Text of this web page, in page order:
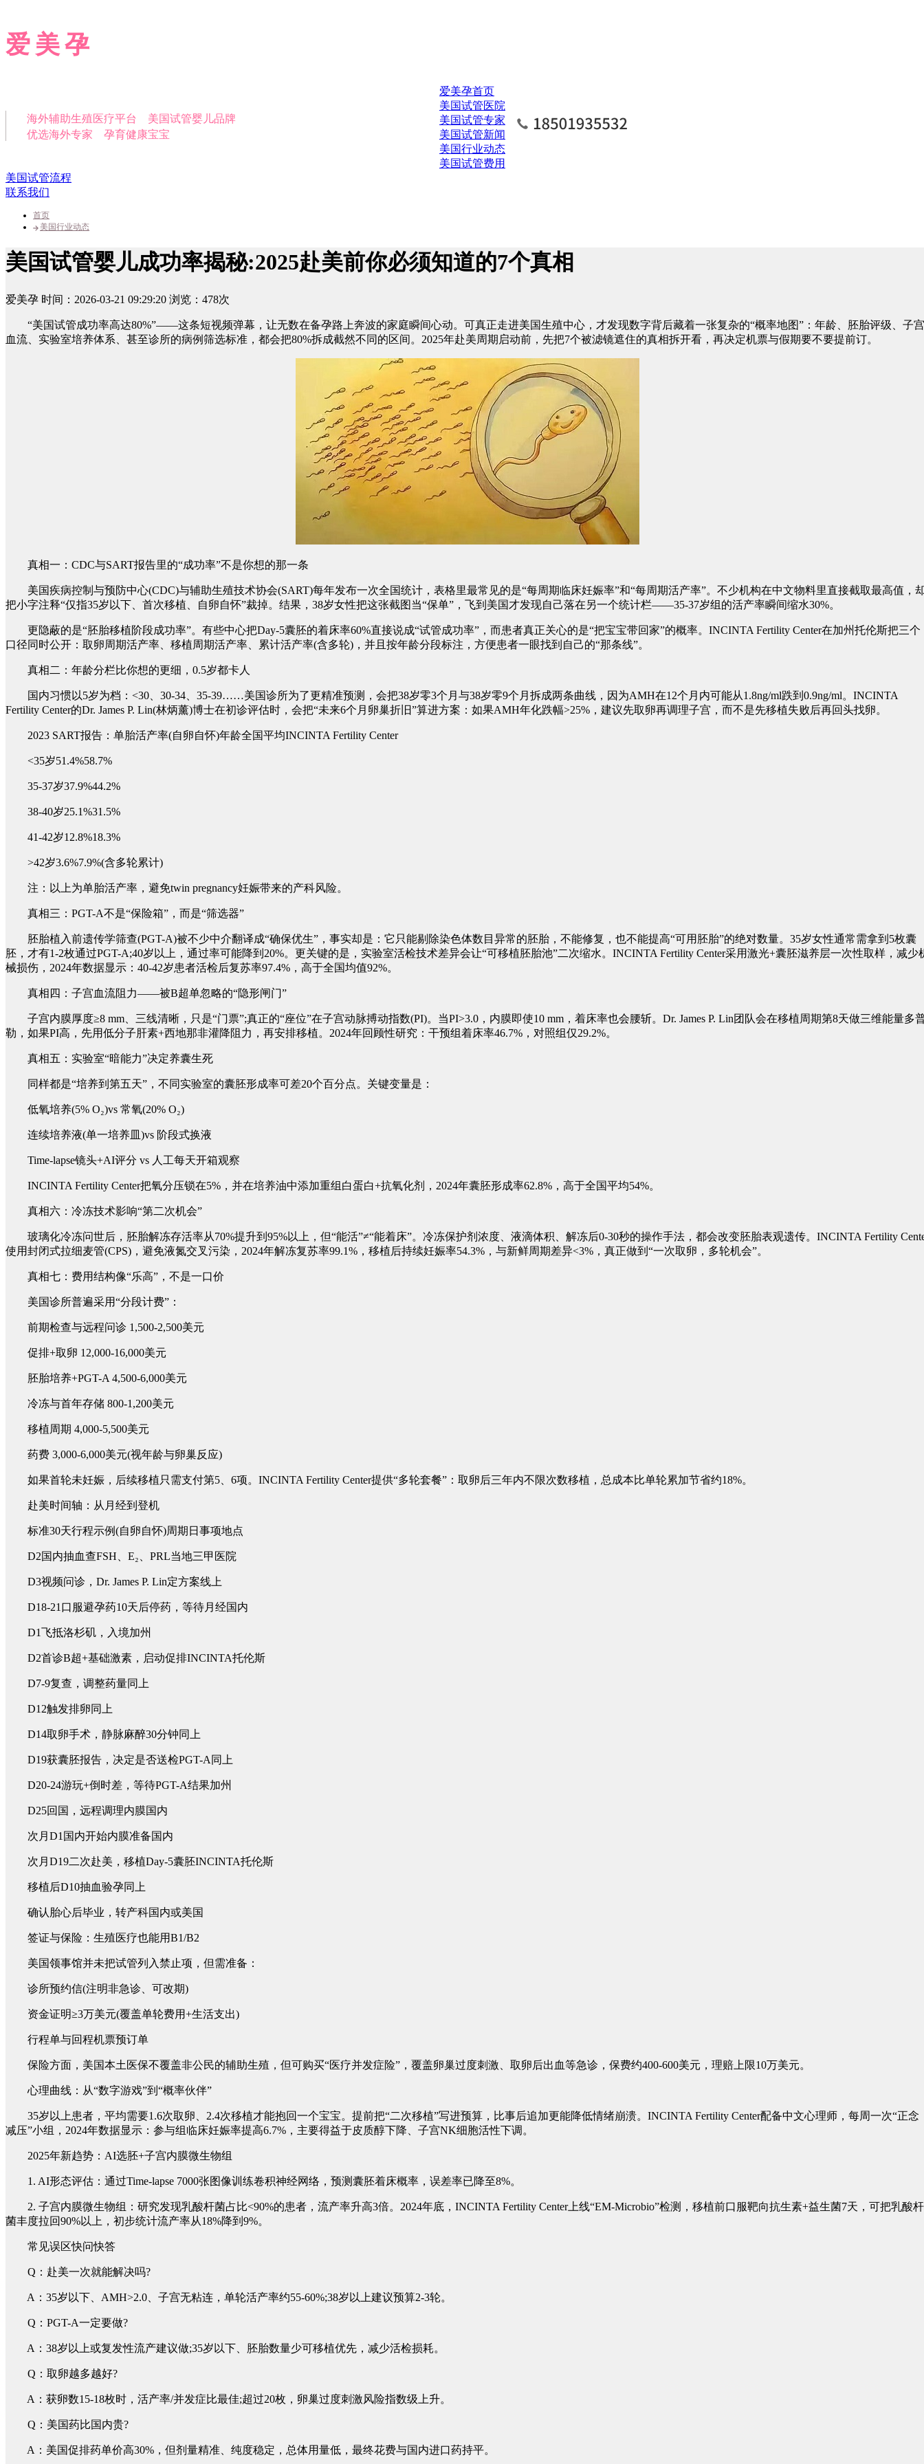
爱美孕
海外辅助生殖医疗平台 美国试管婴儿品牌
优选海外专家 孕育健康宝宝
爱美孕首页
美国试管医院
美国试管专家
美国试管新闻
美国行业动态
美国试管费用
美国试管流程
联系我们
首页
美国行业动态
美国试管婴儿成功率揭秘:2025赴美前你必须知道的7个真相
爱美孕 时间：2026-03-21 09:29:20 浏览：478次
“美国试管成功率高达80%”——这条短视频弹幕，让无数在备孕路上奔波的家庭瞬间心动。可真正走进美国生殖中心，才发现数字背后藏着一张复杂的“概率地图”：年龄、胚胎评级、子宫
血流、实验室培养体系、甚至诊所的病例筛选标准，都会把80%拆成截然不同的区间。2025年赴美周期启动前，先把7个被滤镜遮住的真相拆开看，再决定机票与假期要不要提前订。
真相一：CDC与SART报告里的“成功率”不是你想的那一条
美国疾病控制与预防中心(CDC)与辅助生殖技术协会(SART)每年发布一次全国统计，表格里最常见的是“每周期临床妊娠率”和“每周期活产率”。不少机构在中文物料里直接截取最高值，
把小字注释“仅指35岁以下、首次移植、自卵自怀”裁掉。结果，38岁女性把这张截图当“保单”，飞到美国才发现自己落在另一个统计栏——35-37岁组的活产率瞬间缩水30%。
更隐蔽的是“胚胎移植阶段成功率”。有些中心把Day-5囊胚的着床率60%直接说成“试管成功率”，而患者真正关心的是“把宝宝带回家”的概率。INCINTA Fertility Center在加州托伦斯把三个
口径同时公开：取卵周期活产率、移植周期活产率、累计活产率(含多轮)，并且按年龄分段标注，方便患者一眼找到自己的“那条线”。
真相二：年龄分栏比你想的更细，0.5岁都卡人
国内习惯以5岁为档：<30、30-34、35-39……美国诊所为了更精准预测，会把38岁零3个月与38岁零9个月拆成两条曲线，因为AMH在12个月内可能从1.8ng/ml跌到0.9ng/ml。INCINTA
Fertility Center的Dr. James P. Lin(林炳薰)博士在初诊评估时，会把“未来6个月卵巢折旧”算进方案：如果AMH年化跌幅>25%，建议先取卵再调理子宫，而不是先移植失败后再回头找卵。
2023 SART报告：单胎活产率(自卵自怀)年龄全国平均INCINTA Fertility Center
<35岁51.4%58.7%
35-37岁37.9%44.2%
38-40岁25.1%31.5%
41-42岁12.8%18.3%
>42岁3.6%7.9%(含多轮累计)
注：以上为单胎活产率，避免twin pregnancy妊娠带来的产科风险。
真相三：PGT-A不是“保险箱”，而是“筛选器”
胚胎植入前遗传学筛查(PGT-A)被不少中介翻译成“确保优生”，事实却是：它只能剔除染色体数目异常的胚胎，不能修复，也不能提高“可用胚胎”的绝对数量。35岁女性通常需拿到5枚囊
胚，才有1-2枚通过PGT-A;40岁以上，通过率可能降到20%。更关键的是，实验室活检技术差异会让“可移植胚胎池”二次缩水。INCINTA Fertility Center采用激光+囊胚滋养层一次性取样，减少
械损伤，2024年数据显示：40-42岁患者活检后复苏率97.4%，高于全国均值92%。
真相四：子宫血流阻力——被B超单忽略的“隐形闸门”
子宫内膜厚度≥8 mm、三线清晰，只是“门票”;真正的“座位”在子宫动脉搏动指数(PI)。当PI>3.0，内膜即使10 mm，着床率也会腰斩。Dr. James P. Lin团队会在移植周期第8天做三维能量多
勒，如果PI高，先用低分子肝素+西地那非灌降阻力，再安排移植。2024年回顾性研究：干预组着床率46.7%，对照组仅29.2%。
真相五：实验室“暗能力”决定养囊生死
同样都是“培养到第五天”，不同实验室的囊胚形成率可差20个百分点。关键变量是：
低氧培养(5% O₂)vs 常氧(20% O₂)
连续培养液(单一培养皿)vs 阶段式换液
Time-lapse镜头+AI评分 vs 人工每天开箱观察
INCINTA Fertility Center把氧分压锁在5%，并在培养油中添加重组白蛋白+抗氧化剂，2024年囊胚形成率62.8%，高于全国平均54%。
真相六：冷冻技术影响“第二次机会”
玻璃化冷冻问世后，胚胎解冻存活率从70%提升到95%以上，但“能活”≠“能着床”。冷冻保护剂浓度、液滴体积、解冻后0-30秒的操作手法，都会改变胚胎表观遗传。INCINTA Fertility
使用封闭式拉细麦管(CPS)，避免液氮交叉污染，2024年解冻复苏率99.1%，移植后持续妊娠率54.3%，与新鲜周期差异<3%，真正做到“一次取卵，多轮机会”。
真相七：费用结构像“乐高”，不是一口价
美国诊所普遍采用“分段计费”：
前期检查与远程问诊 1,500-2,500美元
促排+取卵 12,000-16,000美元
胚胎培养+PGT-A 4,500-6,000美元
冷冻与首年存储 800-1,200美元
移植周期 4,000-5,500美元
药费 3,000-6,000美元(视年龄与卵巢反应)
如果首轮未妊娠，后续移植只需支付第5、6项。INCINTA Fertility Center提供“多轮套餐”：取卵后三年内不限次数移植，总成本比单轮累加节省约18%。
赴美时间轴：从月经到登机
标准30天行程示例(自卵自怀)周期日事项地点
D2国内抽血查FSH、E₂、PRL当地三甲医院
D3视频问诊，Dr. James P. Lin定方案线上
D18-21口服避孕药10天后停药，等待月经国内
D1飞抵洛杉矶，入境加州
D2首诊B超+基础激素，启动促排INCINTA托伦斯
D7-9复查，调整药量同上
D12触发排卵同上
D14取卵手术，静脉麻醉30分钟同上
D19获囊胚报告，决定是否送检PGT-A同上
D20-24游玩+倒时差，等待PGT-A结果加州
D25回国，远程调理内膜国内
次月D1国内开始内膜准备国内
次月D19二次赴美，移植Day-5囊胚INCINTA托伦斯
移植后D10抽血验孕同上
确认胎心后毕业，转产科国内或美国
签证与保险：生殖医疗也能用B1/B2
美国领事馆并未把试管列入禁止项，但需准备：
诊所预约信(注明非急诊、可改期)
资金证明≥3万美元(覆盖单轮费用+生活支出)
行程单与回程机票预订单
保险方面，美国本土医保不覆盖非公民的辅助生殖，但可购买“医疗并发症险”，覆盖卵巢过度刺激、取卵后出血等急诊，保费约400-600美元，理赔上限10万美元。
心理曲线：从“数字游戏”到“概率伙伴”
35岁以上患者，平均需要1.6次取卵、2.4次移植才能抱回一个宝宝。提前把“二次移植”写进预算，比事后追加更能降低情绪崩溃。INCINTA Fertility Center配备中文心理师，每周一次“正念
减压”小组，2024年数据显示：参与组临床妊娠率提高6.7%，主要得益于皮质醇下降、子宫NK细胞活性下调。
2025年新趋势：AI选胚+子宫内膜微生物组
1. AI形态评估：通过Time-lapse 7000张图像训练卷积神经网络，预测囊胚着床概率，误差率已降至8%。
2. 子宫内膜微生物组：研究发现乳酸杆菌占比<90%的患者，流产率升高3倍。2024年底，INCINTA Fertility Center上线“EM-Microbio”检测，移植前口服靶向抗生素+益生菌7天，可把乳酸杆
菌丰度拉回90%以上，初步统计流产率从18%降到9%。
常见误区快问快答
Q：赴美一次就能解决吗?
A：35岁以下、AMH>2.0、子宫无粘连，单轮活产率约55-60%;38岁以上建议预算2-3轮。
Q：PGT-A一定要做?
A：38岁以上或复发性流产建议做;35岁以下、胚胎数量少可移植优先，减少活检损耗。
Q：取卵越多越好?
A：获卵数15-18枚时，活产率/并发症比最佳;超过20枚，卵巢过度刺激风险指数级上升。
Q：美国药比国内贵?
A：美国促排药单价高30%，但剂量精准、纯度稳定，总体用量低，最终花费与国内进口药持平。